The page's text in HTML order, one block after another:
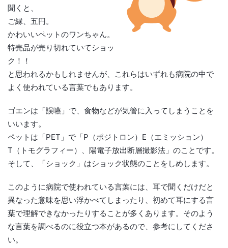
聞くと、
ご縁、五円。
かわいいペットのワンちゃん。
特売品が売り切れていてショッ
ク！！
と思われるかもしれませんが、これらはいずれも病院の中で
よく使われている言葉でもあります。
ゴエンは「誤嚥」で、食物などが気管に入ってしまうことを
いいます。
ペットは「PET」で「P（ポジトロン）E（エミッション）
T（トモグラフィー）、陽電子放出断層撮影法」のことです。
そして、「ショック」はショック状態のことをしめします。
このように病院で使われている言葉には、耳で聞くだけだと
異なった意味を思い浮かべてしまったり、初めて耳にする言
葉で理解できなかったりすることが多くあります。そのよう
な言葉を調べるのに役立つ本があるので、参考にしてくださ
い。